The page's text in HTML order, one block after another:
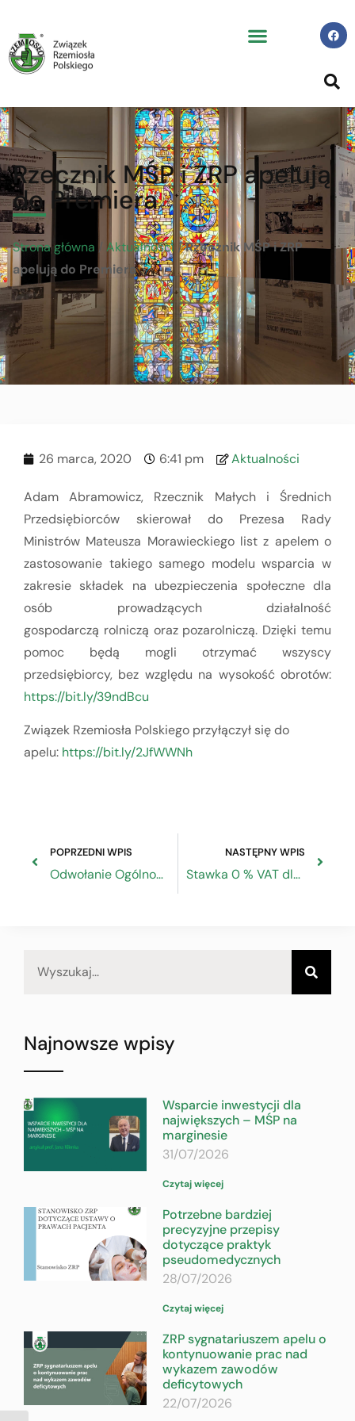
Rzecznik MŚP i ZRP apelują
do Premiera
Strona główna / Aktualności/Rzecznik MŚP i ZRP
apelują do Premiera
26 marca, 2020 6:41 pm Aktualności
Adam Abramowicz, Rzecznik Małych i Średnich
Przedsiębiorców skierował do Prezesa Rady
Ministrów Mateusza Morawieckiego list z apelemo
zastosowanie takiego samego modelu wsparcia w
zakresie składek na ubezpieczenia społeczne dla
osób prowadzących działalność
gospodarczą rolniczą oraz pozarolniczą. Dzięki temu
pomoc będą mogli otrzymać wszyscy
przedsiębiorcy, bez względu na wysokość obrotów:
https://bit.ly/39ndBcu
Związek Rzemiosła Polskiego przyłączył się do
apelu: https://bit.ly/2JfWWNh
POPRZEDNI WPIS
Odwołanie Ogólnopolskiego Konkurs Wiedzy o Zasadach BHP „Bezpiecznie od startu”
NASTĘPNY WPIS
Stawka 0 % VAT dla darowizn od biznesu
Najnowsze wpisy
Wsparcie inwestycji dla
największych – MŚP na
marginesie
31/07/2026
Czytaj więcej
Potrzebne bardziej
precyzyjne przepisy
dotyczące praktyk
pseudomedycznych
28/07/2026
Czytaj więcej
ZRP sygnatariuszem apelu o
kontynuowanie prac nad
wykazem zawodów
deficytowych
22/07/2026